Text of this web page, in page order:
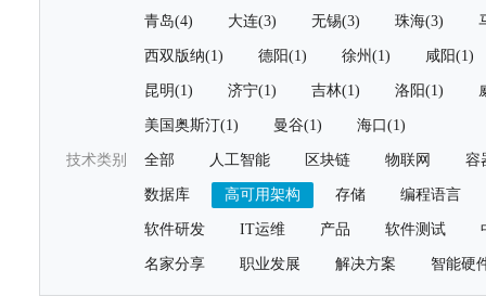
青岛(4) 大连(3) 无锡(3) 珠海(3)
西双版纳(1) 德阳(1) 徐州(1) 咸阳(1)
昆明(1) 济宁(1) 吉林(1) 洛阳(1)
美国奥斯汀(1) 曼谷(1) 海口(1)
技术类别 全部 人工智能 区块链 物联网 容
数据库 高可用架构 存储 编程语言
软件研发 IT运维 产品 软件测试
名家分享 职业发展 解决方案 智能硬